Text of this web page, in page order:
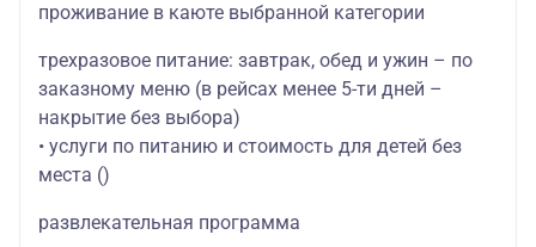
проживание в каюте выбранной категории
трехразовое питание: завтрак, обед и ужин – по
заказному меню (в рейсах менее 5-ти дней –
накрытие без выбора)
• услуги по питанию и стоимость для детей без
места ()
развлекательная программа